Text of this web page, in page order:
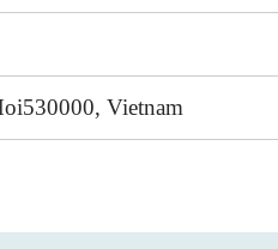
Vietnam